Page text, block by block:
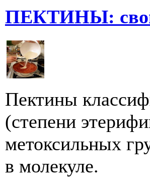
ПЕКТИНЫ:
Пектины
(степени
метоксильных
в молекуле.